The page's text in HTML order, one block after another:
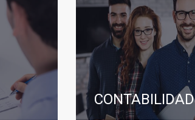
CONTABILIDAD